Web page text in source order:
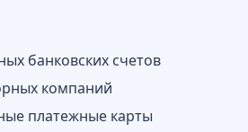
банковских счетов
компаний
платежные карты